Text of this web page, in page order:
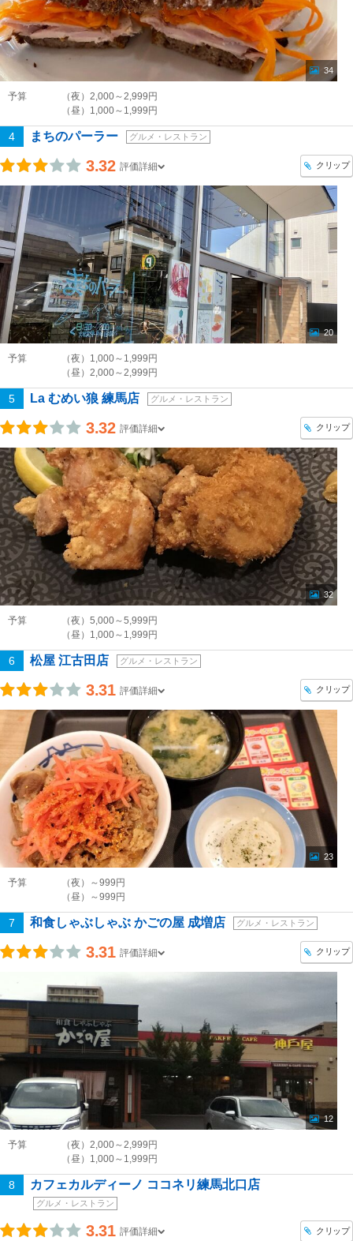
34
予算
（夜）2,000～2,999円
（昼）1,000～1,999円
4 まちのパーラー グルメ・レストラン
3.32 評価詳細 クリップ
20
予算
（夜）1,000～1,999円
（昼）2,000～2,999円
5 La むめい狼 練馬店 グルメ・レストラン
3.32 評価詳細 クリップ
32
予算
（夜）5,000～5,999円
（昼）1,000～1,999円
6 松屋 江古田店 グルメ・レストラン
3.31 評価詳細 クリップ
23
予算
（夜）～999円
（昼）～999円
7 和食しゃぶしゃぶ かごの屋 成増店 グルメ・レストラン
3.31 評価詳細 クリップ
12
予算
（夜）2,000～2,999円
（昼）1,000～1,999円
8 カフェカルディーノ ココネリ練馬北口店
グルメ・レストラン
3.31 評価詳細 クリップ